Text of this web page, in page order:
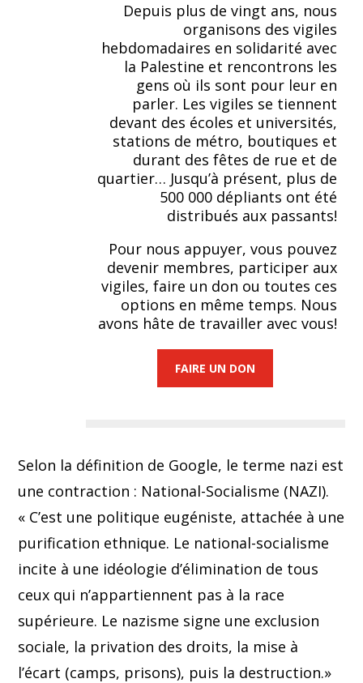
Depuis plus de vingt ans, nous
organisons des vigiles
hebdomadaires en solidarité avec
la Palestine et rencontrons les
gens où ils sont pour leur en
parler. Les vigiles se tiennent
devant des écoles et universités,
stations de métro, boutiques et
durant des fêtes de rue et de
quartier… Jusqu’à présent, plus de
500 000 dépliants ont été
distribués aux passants!
Pour nous appuyer, vous pouvez
devenir membres, participer aux
vigiles, faire un don ou toutes ces
options en même temps. Nous
avons hâte de travailler avec vous!
FAIRE UN DON
Selon la définition de Google, le terme nazi est
une contraction : National-Socialisme (NAZI).
« C’est une politique eugéniste, attachée à une
purification ethnique. Le national-socialisme
incite à une idéologie d’élimination de tous
ceux qui n’appartiennent pas à la race
supérieure. Le nazisme signe une exclusion
sociale, la privation des droits, la mise à
l’écart (camps, prisons), puis la destruction.»